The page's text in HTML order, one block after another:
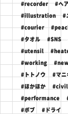
#recorder #ヘ
#illustration #
#courier
#タオル #SNS
#utensil
#working
#トトノウ #マニ
#ほかほか
#performance
#ボブ #ドライ